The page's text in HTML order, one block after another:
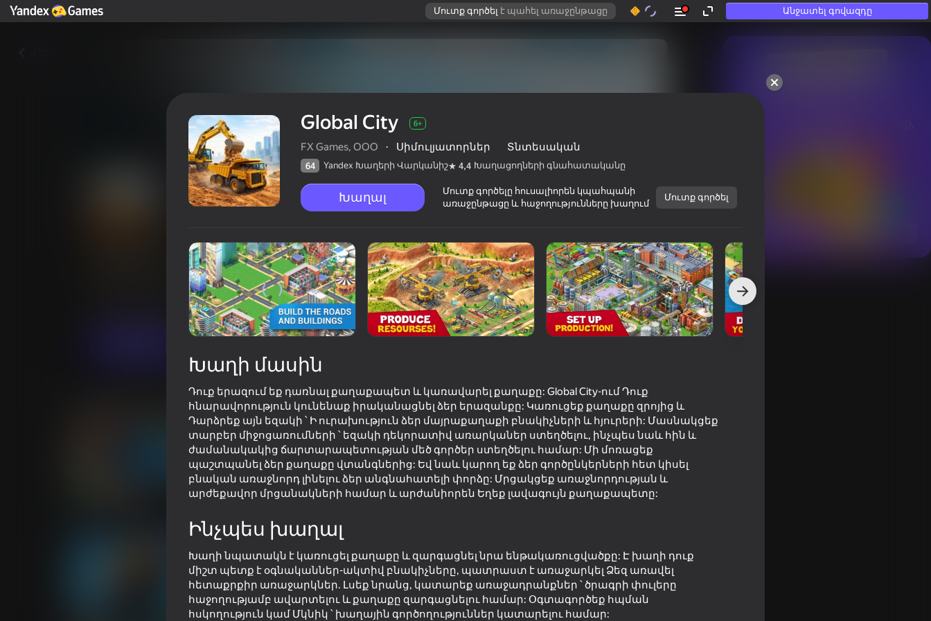
Մուտք գործել է պահել առաջընթացը Անջատել գովազդը
50+ լավագույն խաղեր,
Yandex Խաղերի
4,4 Խաղացողների
գնահատականը
6+
Սիմուլյատորներ Տնտեսական FX Games, OOO
Նմանատիպ խաղեր
73 61 76
75 16+ 61 72
Global City 6+
FX Games, OOO · Սիմուլյատորներ Տնտեսական
64 Yandex Խաղերի Վարկանիշ 4,4 Խաղացողների գնահատականը
Խաղալ
Մուտք գործելը հուսալիորեն կպահպանի
առաջընթացը և հաջողությունները խաղում
Մուտք գործել
Խաղի մասին
Դուք երազում եք դառնալ քաղաքապետ և կառավարել քաղաքը: Global City-ում Դուք
հնարավորություն կունենաք իրականացնել ձեր երազանքը: Կառուցեք քաղաքը զրոյից և
Դարձրեք այն եզակի ՝ Ի ուրախություն ձեր մայրաքաղաքի բնակիչների և հյուրերի: Մասնակցեք
տարբեր միջոցառումների ՝ եզակի դեկորատիվ առարկաներ ստեղծելու, ինչպես նաև հին և
ժամանակակից ճարտարապետության մեծ գործեր ստեղծելու համար: Մի մոռացեք
պաշտպանել ձեր քաղաքը վտանգներից: Եվ նաև կարող եք ձեր գործընկերների հետ կիսել
բնական առաջնորդ լինելու ձեր անգնահատելի փորձը: Մրցակցեք առաջնորդության և
արժեքավոր մրցանակների համար և արժանիորեն Եղեք լավագույն քաղաքապետը:
Ինչպես խաղալ
Խաղի նպատակն է կառուցել քաղաքը և զարգացնել նրա ենթակառուցվածքը: Է խաղի դուք
միշտ պետք է օգնականներ-ակտիվ բնակիչները, պատրաստ է առաջարկել Ձեզ առավել
հետաքրքիր առաջարկներ. Լսեք նրանց, կատարեք առաջադրանքներ ՝ ծրագրի փուլերը
հաջողությամբ ավարտելու և քաղաքը զարգացնելու համար: Օգտագործեք հպման
հսկողություն կամ Մկնիկ ՝ խաղային գործողություններ կատարելու համար: